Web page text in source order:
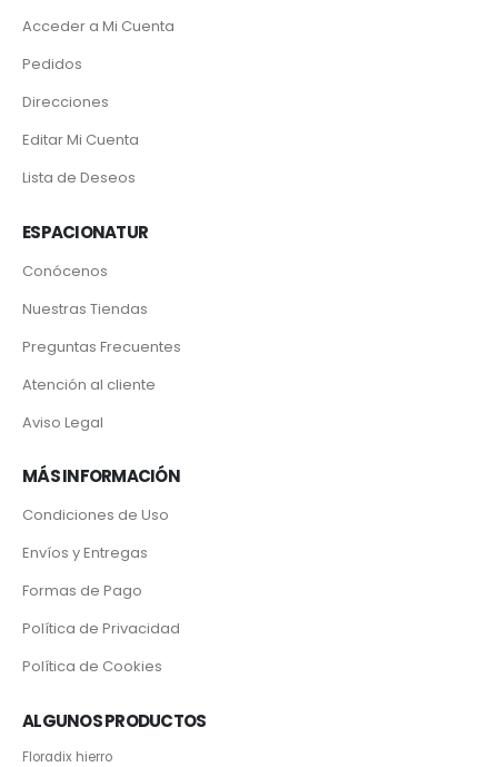
Acceder a Mi Cuenta
Pedidos
Direcciones
Editar Mi Cuenta
Lista de Deseos
ESPACIONATUR
Conócenos
Nuestras Tiendas
Preguntas Frecuentes
Atención al cliente
Aviso Legal
MÁS INFORMACIÓN
Condiciones de Uso
Envíos y Entregas
Formas de Pago
Política de Privacidad
Política de Cookies
ALGUNOS PRODUCTOS
Floradix hierro